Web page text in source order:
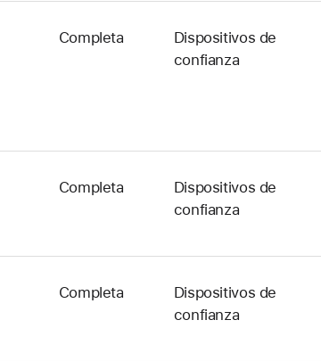
Completa
Dispositivos de
confianza
Completa
Dispositivos de
confianza
Completa
Dispositivos de
confianza